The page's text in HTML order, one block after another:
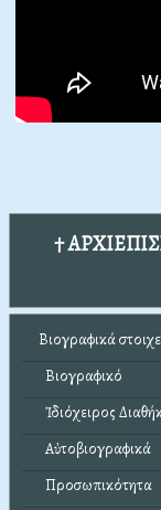
†
Βιογραφικά
Βιογραφικό
Ἰδιόχειρος
Αὐτοβιογραφικά
Προσωπικότητα